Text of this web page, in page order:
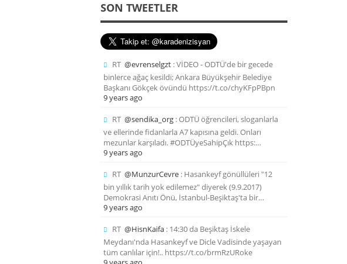
SON TWEETLER
RT @evrenselgzt : VİDEO - ODTÜ'de bir gecede
binlerce ağaç kesildi; Ankara Büyükşehir Belediye
Başkanı Gökçek övündü https://t.co/chyKFpPBpn
9 years ago
RT @sendika_org : ODTÜ öğrencileri, sloganlarla
ve ellerinde fidanlarla A7 kapısına geldi. Onları
mezunlar karşıladı. #ODTÜyeSahipÇık https:…
9 years ago
RT @MunzurCevre : Hasankeyf gönüllüleri "12
bin yıllık tarih yok edilemez" diyerek (9.9.2017)
Demokrasi Anıtı Önü, İstanbul-Beşiktaş'ta bir…
9 years ago
RT @HisnKaifa : 14:30 da Beşiktaş İskele
Meydanı'nda Hasankeyf ve Dicle Vadisinde yaşayan
tüm canlılar için!.. https://t.co/brmRzURoke